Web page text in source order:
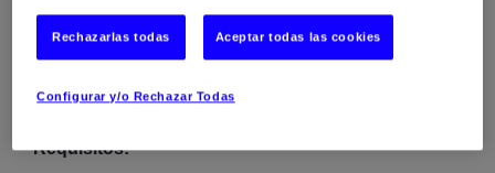
plataformas Cloud.
Colaboración con equipos técnicos para
las soluciones.
Requisitos:
Configurar y/o Rechazar Todas
Rechazarlas todas Aceptar todas las cookies